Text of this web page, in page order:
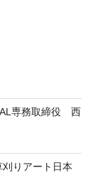
専務取締役 西
りアート日本